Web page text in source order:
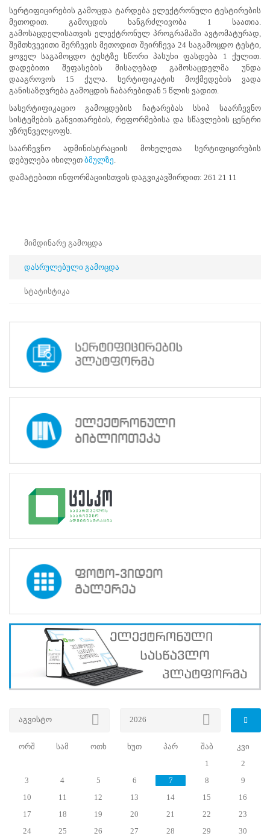
დასრულებული
გამოცდა
სტატისტიკა
საარჩევნო
ადმინისტრაციის
მოხელეთა
სერტიფიცირების
იწყება
წლის
მარტიდან
საარჩევნო
იწყება.
ცენტრები
მოქალაქეებს
გამოცდის
ჩასაბარებლად
ლოკაციებზე
მომსახურებას
ცენტრის
გადამზადებული
სამდივნოების
გაუწევენ.
ადმინისტრაციის
სერტიფიცირების
გამოცდის
ჩაბარების
სურვილი,
რეგისტრაციის
შედეგების
დააფიქსირა
(საგამოცდო
რეგისტრირებულ
რაოდენობის
ხელმისაწვდომია
სერტიფიცირების
უცვლელი
სერტიფიცირების გამოცდა ტარდება ელექტრონული ტესტირების
მეთოდით. გამოცდის ხანგრძლივობა 1 საათია.
გამოსაცდელისათვის ელექტრონულ პროგრამაში ავტომატურად,
შემთხვევითი შერჩევის მეთოდით შეირჩევა 24 საგამოცდო ტესტი,
ყოველ საგამოცდო ტესტზე სწორი პასუხი ფასდება 1 ქულით.
დადებითი შეფასების მისაღებად გამოსაცდელმა უნდა
დააგროვოს 15 ქულა. სერტიფიკატის მოქმედების ვადა
განისაზღვრება გამოცდის ჩაბარებიდან 5 წლის ვადით.
სასერტიფიკაციო გამოცდების ჩატარებას სსიპ საარჩევნო
სისტემების განვითარების, რეფორმებისა და სწავლების ცენტრი
უზრუნველყოფს.
საარჩევნო ადმინისტრაციის მოხელეთა სერტიფიცირების
დებულება იხილეთ ბმულზე.
დამატებითი ინფორმაციისთვის დაგვიკავშირდით: 261 21 11
მიმდინარე გამოცდა
დასრულებული გამოცდა
სტატისტიკა
აგვისტო 2026
ორშ სამ ოთხ ხუთ პარ შაბ
კვი
1
2
3
4 5 6 7 8
9
10
11 12 13 14 15
16
17
18 19 20 21 22
23
24
25 26 27 28 29
30